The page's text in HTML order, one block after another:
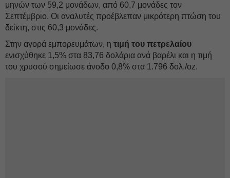
μηνών των 59,2 μονάδων, από 60,7 μονάδες τον
Σεπτέμβριο. Οι αναλυτές προέβλεπαν μικρότερη πτώση του
δείκτη, στις 60,3 μονάδες.
Στην αγορά εμπορευμάτων, η τιμή του πετρελαίου
ενισχύθηκε 1,5% στα 83,76 δολάρια ανά βαρέλι και η τιμή
του χρυσού σημείωσε άνοδο 0,8% στα 1.796 δολ./oz.